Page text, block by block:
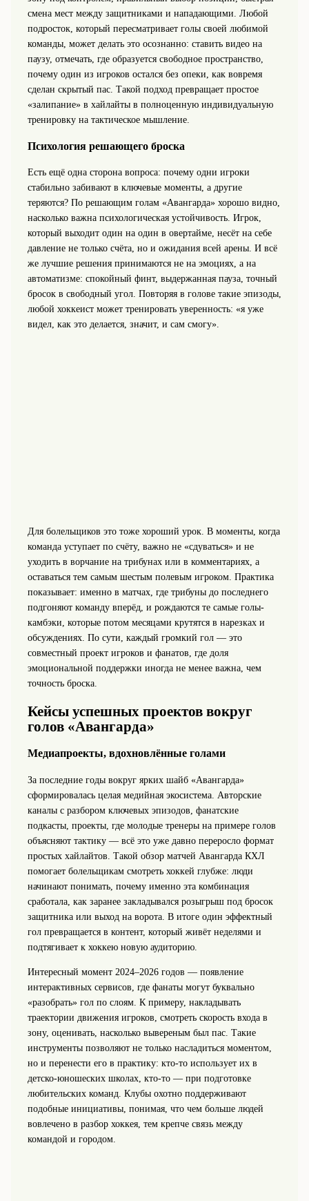
смена мест между защитниками и нападающими. Любой
подросток, который пересматривает голы своей любимой
команды, может делать это осознанно: ставить видео на
паузу, отмечать, где образуется свободное пространство,
почему один из игроков остался без опеки, как вовремя
сделан скрытый пас. Такой подход превращает простое
«залипание» в хайлайты в полноценную индивидуальную
тренировку на тактическое мышление.
Психология решающего броска
Есть ещё одна сторона вопроса: почему одни игроки
стабильно забивают в ключевые моменты, а другие
теряются? По решающим голам «Авангарда» хорошо видно,
насколько важна психологическая устойчивость. Игрок,
который выходит один на один в овертайме, несёт на себе
давление не только счёта, но и ожидания всей арены. И всё
же лучшие решения принимаются не на эмоциях, а на
автоматизме: спокойный финт, выдержанная пауза, точный
бросок в свободный угол. Повторяя в голове такие эпизоды,
любой хоккеист может тренировать уверенность: «я уже
видел, как это делается, значит, и сам смогу».
Для болельщиков это тоже хороший урок. В моменты, когда
команда уступает по счёту, важно не «сдуваться» и не
уходить в ворчание на трибунах или в комментариях, а
оставаться тем самым шестым полевым игроком. Практика
показывает: именно в матчах, где трибуны до последнего
подгоняют команду вперёд, и рождаются те самые голы-
камбэки, которые потом месяцами крутятся в нарезках и
обсуждениях. По сути, каждый громкий гол — это
совместный проект игроков и фанатов, где доля
эмоциональной поддержки иногда не менее важна, чем
точность броска.
Кейсы успешных проектов вокруг
голов «Авангарда»
Медиапроекты, вдохновлённые голами
За последние годы вокруг ярких шайб «Авангарда»
сформировалась целая медийная экосистема. Авторские
каналы с разбором ключевых эпизодов, фанатские
подкасты, проекты, где молодые тренеры на примере голов
объясняют тактику — всё это уже давно переросло формат
простых хайлайтов. Такой обзор матчей Авангарда КХЛ
помогает болельщикам смотреть хоккей глубже: люди
начинают понимать, почему именно эта комбинация
сработала, как заранее закладывался розыгрыш под бросок
защитника или выход на ворота. В итоге один эффектный
гол превращается в контент, который живёт неделями и
подтягивает к хоккею новую аудиторию.
Интересный момент 2024–2026 годов — появление
интерактивных сервисов, где фанаты могут буквально
«разобрать» гол по слоям. К примеру, накладывать
траектории движения игроков, смотреть скорость входа в
зону, оценивать, насколько вывереным был пас. Такие
инструменты позволяют не только насладиться моментом,
но и перенести его в практику: кто-то использует их в
детско-юношеских школах, кто-то — при подготовке
любительских команд. Клубы охотно поддерживают
подобные инициативы, понимая, что чем больше людей
вовлечено в разбор хоккея, тем крепче связь между
командой и городом.